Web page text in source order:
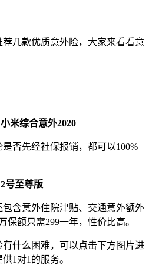
几款优质意外险，大家来看看意
米综合意外2020
否先经社保报销，都可以100%
号至尊版
含意外住院津贴、交通意外额外
保额只需299一年，性价比高。
什么困难，可以点击下方图片进
1对1的服务。